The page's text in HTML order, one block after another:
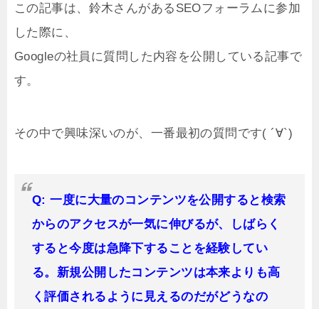
この記事は、鈴木さんがあるSEOフォーラムに参加
した際に、
Googleの社員に質問した内容を公開している記事で
す。
その中で興味深いのが、一番最初の質問です( ´∀`)
Q: 一度に大量のコンテンツを公開すると検索
からのアクセスが一気に伸びるが、しばらく
すると今度は急降下することを経験してい
る。新規公開したコンテンツは本来よりも高
く評価されるように見えるのだがどうなの